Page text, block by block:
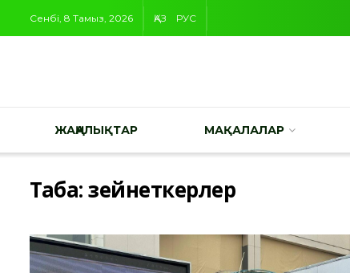
Сенбі, 8 Тамыз, 2026 ҚАЗ РУС
ЖАҢАЛЫҚТАР МАҚАЛАЛАР
Таңба:зейнеткерлер